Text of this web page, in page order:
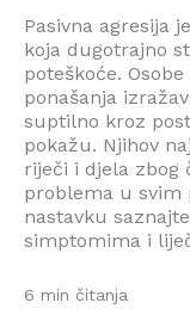
Pasivna agresija
koja dugotrajno
poteškoće.
ponašanja
suptilno kroz
pokažu. Njihov
riječi i djela zbog
problema u svim
nastavku
simptomima i
6 min čitanja